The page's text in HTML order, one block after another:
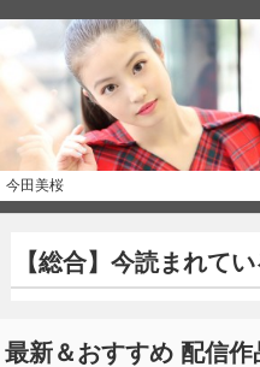
今田美桜
【総合】今読まれて
最新＆おすすめ 配信作